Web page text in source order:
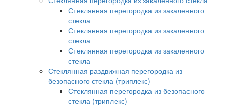
Стеклянная перегородка из закаленного
стекла
Стеклянная перегородка из закаленного
стекла
Стеклянная перегородка из закаленного
стекла
Стеклянная раздвижная перегородка из
безопасного стекла (триплекс)
Стеклянная перегородка из безопасного
стекла (триплекс)